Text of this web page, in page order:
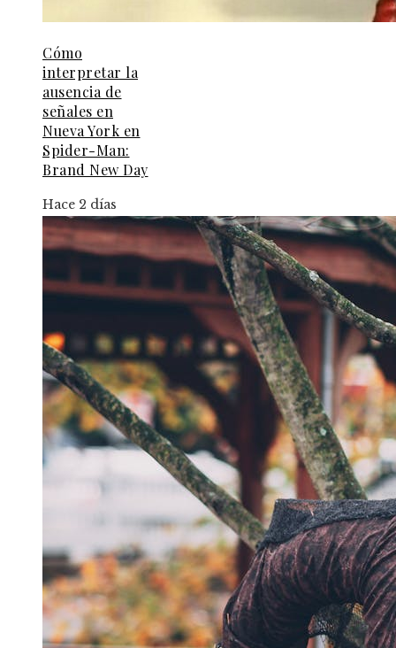
Cómo
interpretar la
ausencia de
señales en
Nueva York en
Spider-Man:
Brand New Day
Hace 2 días